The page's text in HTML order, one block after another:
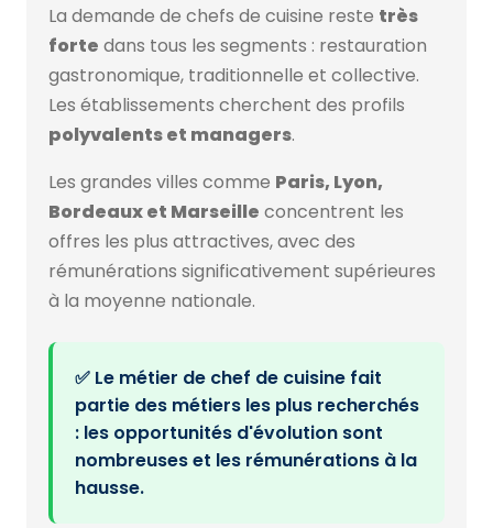
La demande de chefs de cuisine reste très
forte dans tous les segments : restauration
gastronomique, traditionnelle et collective.
Les établissements cherchent des profils
polyvalents et managers.
Les grandes villes comme Paris, Lyon,
Bordeaux et Marseille concentrent les
offres les plus attractives, avec des
rémunérations significativement supérieures
à la moyenne nationale.
✅ Le métier de chef de cuisine fait
partie des métiers les plus recherchés
: les opportunités d'évolution sont
nombreuses et les rémunérations à la
hausse.